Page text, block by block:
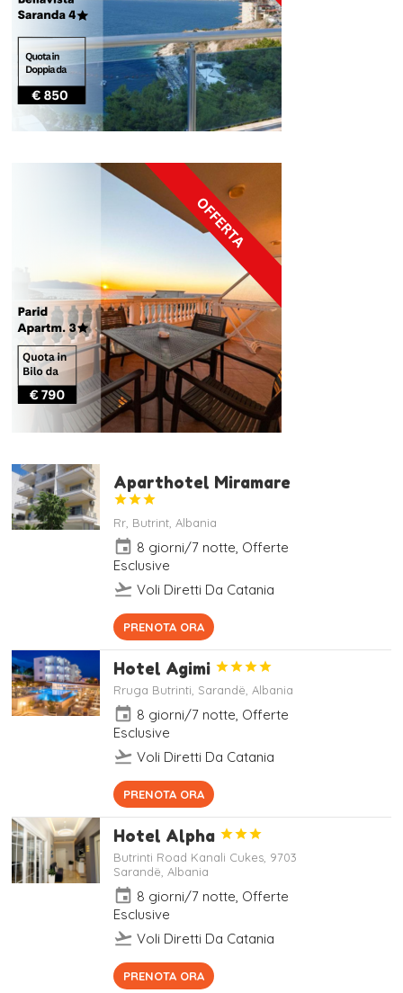
Aparthotel Miramare



Rr, Butrint, Albania
event 8 giorni/7 notte, Offerte
Esclusive
flight_takeoff Voli Diretti Da Catania
Situato a 150 metri dalla Spiaggia
di Santa Quaranta, l'Aparthotel
Miramare offre una terrazza e
alloggi climatizzati con balcone e
WiFi gratuito.
PRENOTA ORA
Hotel Agimi 



Rruga Butrinti, Sarandë, Albania
event 8 giorni/7 notte, Offerte
Esclusive
flight_takeoff Voli Diretti Da Catania
Dotato di una piscina con lettini e
ombrelloni gratuiti, l'Hotel Agimi
offre camere climatizzate con
balcone arredato e TV LCD
satellitare. Il bar-ristorante in loco
serve piatti della cucina
mediterranea e albanese su una
grande terrazza affacciata sul
mare.
PRENOTA ORA
Hotel Alpha 


Butrinti Road Kanali Cukes, 9703
Sarandë, Albania
event 8 giorni/7 notte, Offerte
Esclusive
flight_takeoff Voli Diretti Da Catania
Situato a soli 200 metri dalla Disco
Mango Beach, l'Hotel Alpha offre
PRENOTA ORA